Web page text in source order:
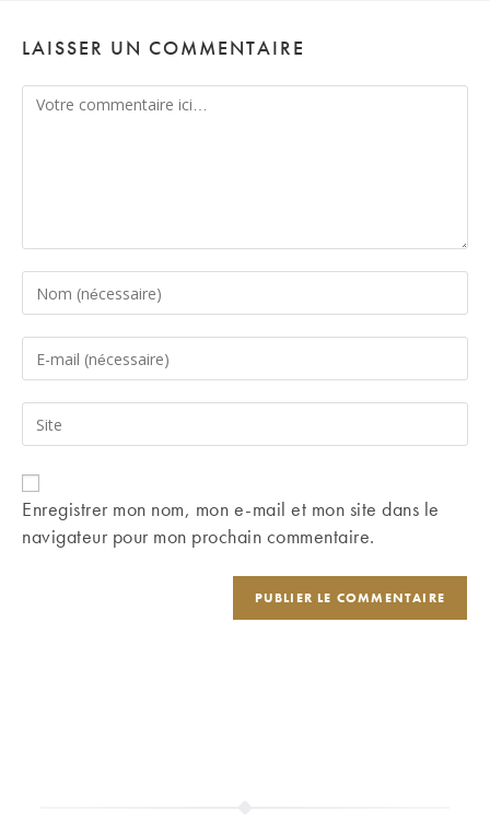
LAISSER UN COMMENTAIRE
Comment
Enter
your
name
comment
Enter
your
email
address
comment
Saisir
l’URL
de
votre
(facultatif)
Enregistrer mon nom, mon e-mail et mon site dans le
navigateur pour mon prochain commentaire.